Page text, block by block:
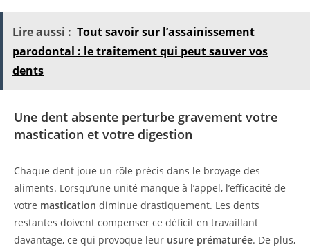
Lire aussi : Tout savoir sur l’assainissement
parodontal : le traitement qui peut sauver vos
dents
Une dent absente perturbe gravement votre
mastication et votre digestion
Chaque dent joue un rôle précis dans le broyage des
aliments. Lorsqu’une unité manque à l’appel, l’efficacité de
votre mastication diminue drastiquement. Les dents
restantes doivent compenser ce déficit en travaillant
davantage, ce qui provoque leur usure prématurée. De plus,